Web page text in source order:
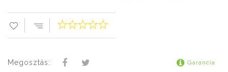
Megosztás: Garancia